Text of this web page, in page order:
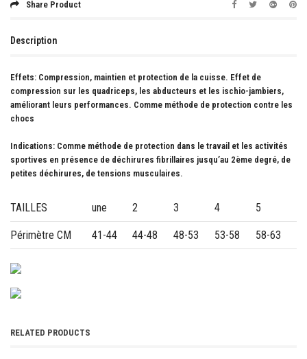
Share Product
Description
Effets: Compression, maintien et protection de la cuisse. Effet de
compression sur les quadriceps, les abducteurs et les ischio-jambiers,
améliorant leurs performances. Comme méthode de protection contre les
chocs
Indications: Comme méthode de protection dans le travail et les activités
sportives en présence de déchirures fibrillaires jusqu’au 2ème degré, de
petites déchirures, de tensions musculaires.
TAILLES une 2 3 4 5
Périmètre CM 41-44 44-48 48-53 53-58 58-63
RELATED PRODUCTS